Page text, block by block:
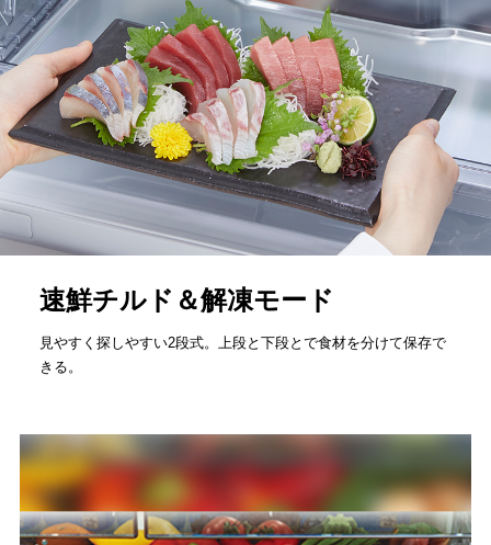
速鮮チルド＆解凍モード
見やすく探しやすい2段式。上段と下段とで食材を分けて保存で
きる。